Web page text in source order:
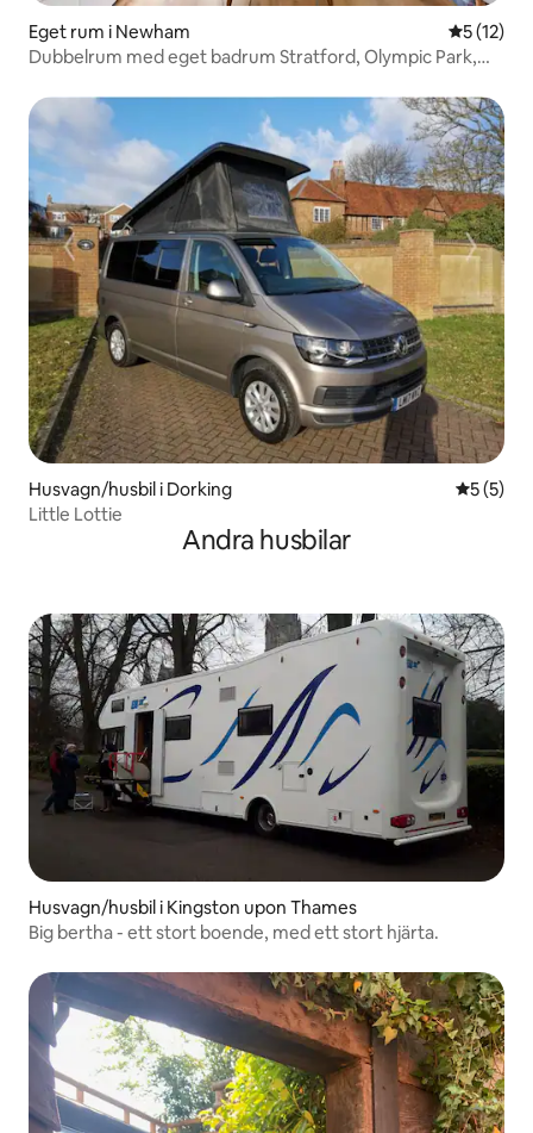
Eget rum i Newham 5 av 5 i
5 (12)
Dubbelrum med eget badrum Stratford, Olympic Park,
Husvagn/husbil i Dorking 5 av 5 i
5 (5)
Little Lottie
Andra husbilar
Husvagn/husbil i Kingston upon Thames
Big bertha - ett stort boende, med ett stort hjärta.